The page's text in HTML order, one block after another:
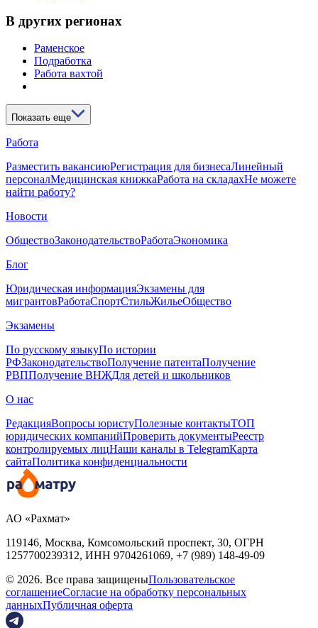
В других регионах
Раменское
Подработка
Работа вахтой
Показать еще
Работа
Разместить вакансиюРегистрация для бизнесаЛинейный
персоналМедицинская книжкаРабота на складахНе можете
найти работу?
Новости
ОбществоЗаконодательствоРаботаЭкономика
Блог
Юридическая информацияЭкзамены для
мигрантовРаботаСпортСтильЖильеОбщество
Экзамены
По русскому языкуПо истории
РФЗаконодательствоПолучение патентаПолучение
РВППолучение ВНЖДля детей и школьников
О нас
РедакцияВопросы юристуПолезные контактыТОП
юридических компанийПроверить документыРеестр
контролируемых лицНаши каналы в TelegramКарта
сайтаПолитика конфиденциальности
АО «Рахмат»
119146, Москва, Комсомольский проспект, 30, ОГРН
1257700239312, ИНН 9704261069, +7 (989) 148-49-09
© 2026. Все права защищеныПользовательское
соглашениеСогласие на обработку персональных
данныхПубличная оферта